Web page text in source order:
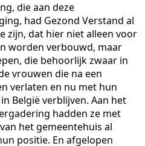
die aan deze
had Gezond Verstand al
zijn, dat hier niet alleen voor
worden verbouwd, maar
die behoorlijk zwaar in
vrouwen die na een
verlaten en nu met hun
België verblijven. Aan het
hadden ze met
het gemeentehuis al
positie. En afgelopen